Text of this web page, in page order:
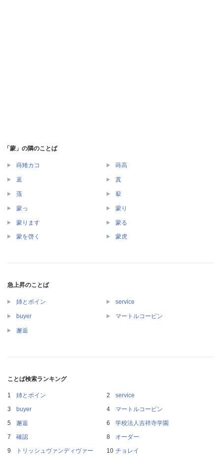
「蒙」の隣のことば
蒔雉カコ 蒔高
蒕 蒖
蒗 蒘
蒙っ 蒙り
蒙ります 蒙る
蒙を啓く 蒙虎
急上昇のことば
姉とボイン service
buyer マートルコービン
邂逅
ことば検索ランキング
姉とボイン
service
buyer
マートルコービン
邂逅
学校法人吉祥寺学園
確認
オーダー
トリッシュヴァンディヴァー
チョレイ